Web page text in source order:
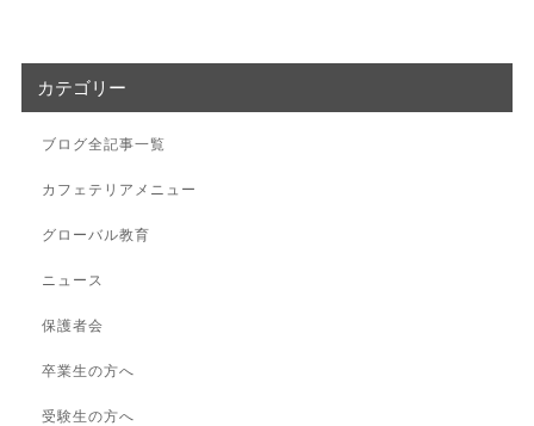
カテゴリー
ブログ全記事一覧
カフェテリアメニュー
グローバル教育
ニュース
保護者会
卒業生の方へ
受験生の方へ